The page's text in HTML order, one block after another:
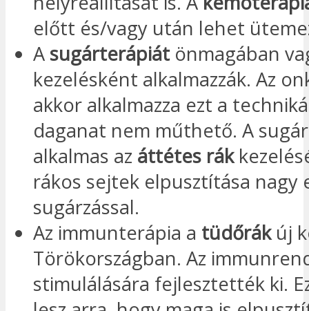
előtt és/vagy után lehet
A sugárterápiát önmagában
kezelésként alkalmazzák. Az
akkor alkalmazza ezt a
daganat nem műthető. A
alkalmas az áttétes rák
rákos sejtek elpusztítása nagy
sugárzással.
Az immunterápia a tüdőrákúj
Törökországban. Az
stimulálására fejlesztették ki.